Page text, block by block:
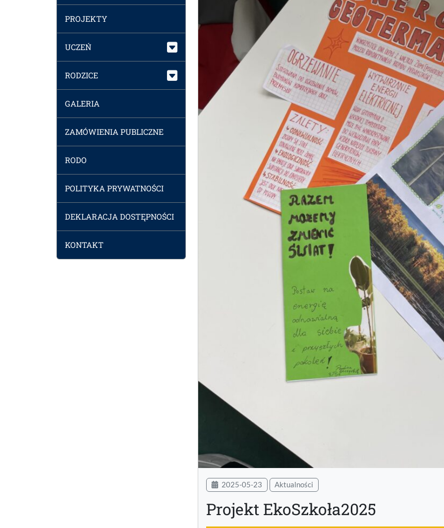
PROJEKTY
UCZEŃ
RODZICE
GALERIA
ZAMÓWIENIA PUBLICZNE
RODO
POLITYKA PRYWATNOŚCI
DEKLARACJA DOSTĘPNOŚCI
KONTAKT
2025-05-23 Aktualności
Projekt EkoSzkoła2025